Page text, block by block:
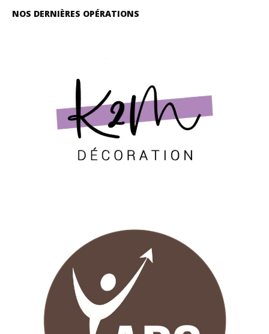
NOS DERNIÈRES OPÉRATIONS